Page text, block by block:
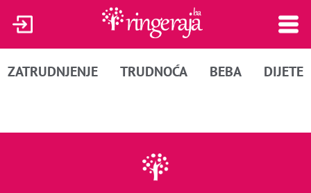
ZATRUDNJENJE TRUDNOĆA BEBA DIJETE